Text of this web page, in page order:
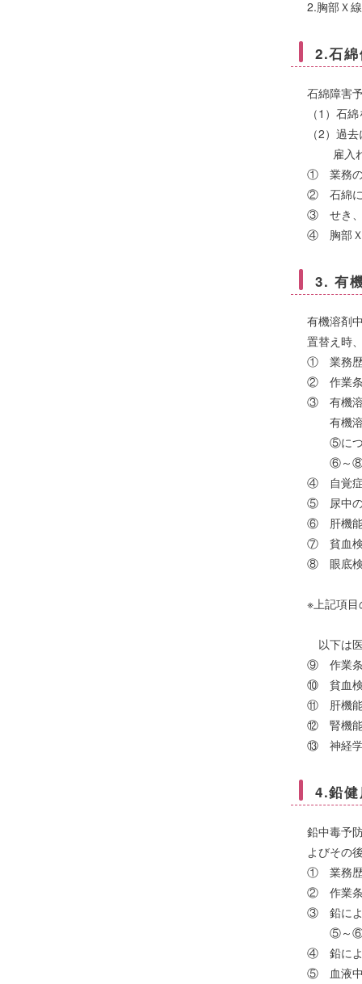
2.胸部Ｘ
2.石
石綿障害
（1）石
（2）過
雇入れ
① 業務の
② 石綿に
③ せき、
④ 胸部Ｘ
3. 有
有機溶剤
置替え時
① 業務歴
② 作業条
③ 有機溶
有機溶
⑤につ
⑥～⑧お
④ 自覚症
⑤ 尿中の
⑥ 肝機能
⑦ 貧血検
⑧ 眼底
※上記項
以下は
⑨ 作業条
⑩ 貧血
⑪ 肝機
⑫ 腎機能
⑬ 神経学
4.鉛
鉛中毒予
よびその
① 業務歴
② 作業条
③ 鉛によ
⑤～⑥の
④ 鉛によ
⑤ 血液中